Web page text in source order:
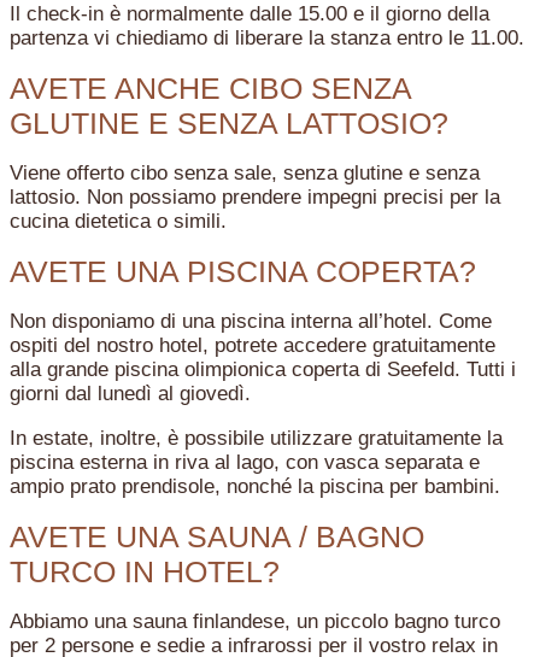
Il check-in è normalmente dalle 15.00 e il giorno della
partenza vi chiediamo di liberare la stanza entro le 11.00.
AVETE ANCHE CIBO SENZA
GLUTINE E SENZA LATTOSIO?
Viene offerto cibo senza sale, senza glutine e senza
lattosio. Non possiamo prendere impegni precisi per la
cucina dietetica o simili.
AVETE UNA PISCINA COPERTA?
Non disponiamo di una piscina interna all’hotel. Come
ospiti del nostro hotel, potrete accedere gratuitamente
alla grande piscina olimpionica coperta di Seefeld. Tutti i
giorni dal lunedì al giovedì.
In estate, inoltre, è possibile utilizzare gratuitamente la
piscina esterna in riva al lago, con vasca separata e
ampio prato prendisole, nonché la piscina per bambini.
AVETE UNA SAUNA / BAGNO
TURCO IN HOTEL?
Abbiamo una sauna finlandese, un piccolo bagno turco
per 2 persone e sedie a infrarossi per il vostro relax in